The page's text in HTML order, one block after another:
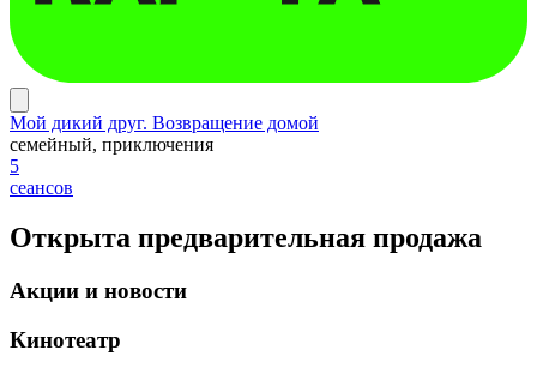
Мой дикий друг. Возвращение домой
семейный, приключения
5
сеансов
Открыта предварительная продажа
Акции и новости
Кинотеатр